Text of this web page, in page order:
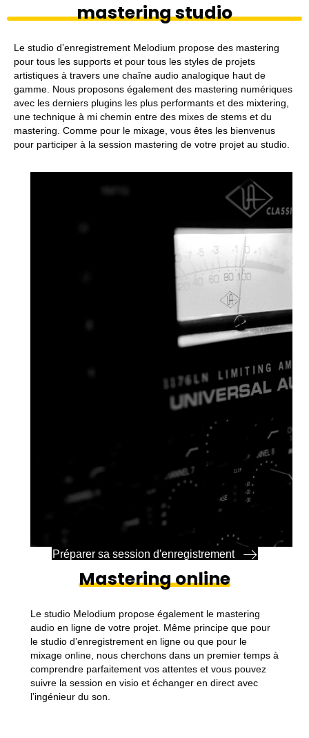
mastering studio
Le studio dʼenregistrement Melodium propose des mastering
pour tous les supports et pour tous les styles de projets
artistiques à travers une chaîne audio analogique haut de
gamme. Nous proposons également des mastering numériques
avec les derniers plugins les plus performants et des mixtering,
une technique à mi chemin entre des mixes de stems et du
mastering. Comme pour le mixage, vous êtes les bienvenus
pour participer à la session mastering de votre projet au studio.
Préparer sa session d'enregistrement
Mastering online
Le studio Melodium propose également le mastering
audio en ligne de votre projet. Même principe que pour
le studio dʼenregistrement en ligne ou que pour le
mixage online, nous cherchons dans un premier temps à
comprendre parfaitement vos attentes et vous pouvez
suivre la session en visio et échanger en direct avec
lʼingénieur du son.